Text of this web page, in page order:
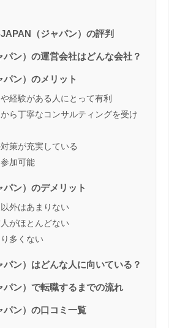
（ジャパン）の評判
ン）の運営会社はどんな会社？
ン）のメリット
経験がある人にとって有利
ら丁寧なコンサルティングを受け
策が充実している
加可能
ン）のデメリット
外はあまりない
がほとんどない
多くない
ン）はどんな人に向いている？
ン）で転職するまでの流れ
ン）の口コミ一覧